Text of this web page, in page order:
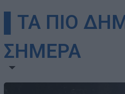
▌ΤΑ ΠΙΟ
ΣΗΜΕΡΑ